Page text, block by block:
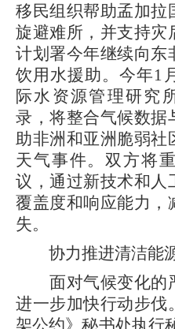
移民组织帮助孟加拉
旋避难所，并支持灾
计划署今年继续向东
饮用水援助。今年1
际水资源管理研究
录，将整合气候数据
助非洲和亚洲脆弱社
天气事件。双方将
议，通过新技术和人
覆盖度和响应能力，
失。
协力推进清洁能源
面对气候变化的
进一步加快行动步伐
架公约》秘书处执行